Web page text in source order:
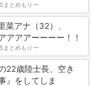
まとめもりー
菜アナ（32）、
アアアーーーー！！
まとめもりー
22歳陸士長、空き
』をしてしま